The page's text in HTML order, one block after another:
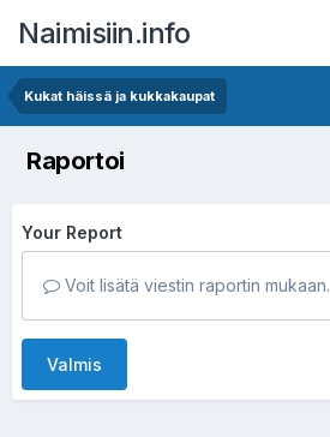
Naimisiin.info
Kukat häissä ja kukkakaupat
Raportoi
Your Report
Voit lisätä viestin raportin mukaan.
Valmis